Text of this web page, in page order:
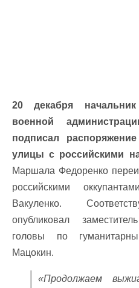
20 декабря
военной
подписал
улицы с российскими
Маршала Федоренко
российскими
Вакуленко.
опубликовал
головы по
Мацокин.
«Продолжаем